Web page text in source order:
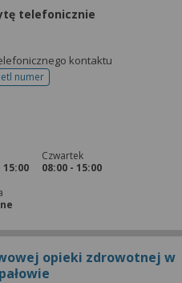
telefonicznie
kontaktu
numer
telefonu do rejestracji
15:00
Czwartek
08:00 - 15:00
opieki zdrowotnej w